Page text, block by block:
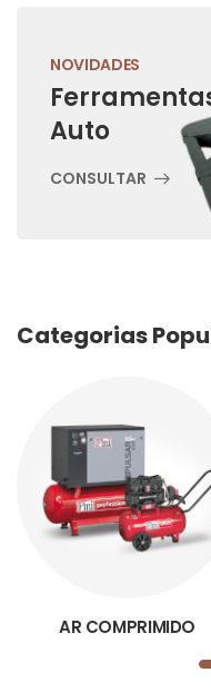
NOVIDADES
Auto
CONSULTAR
Categorias
AR COMPRIMIDO